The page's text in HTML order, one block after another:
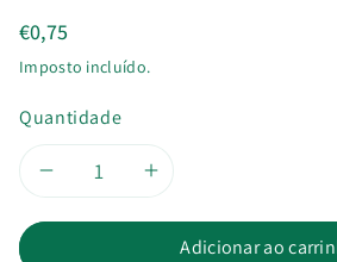
€0,75
Imposto incluído.
Quantidade
DiminuirAumentar
Adicionar ao